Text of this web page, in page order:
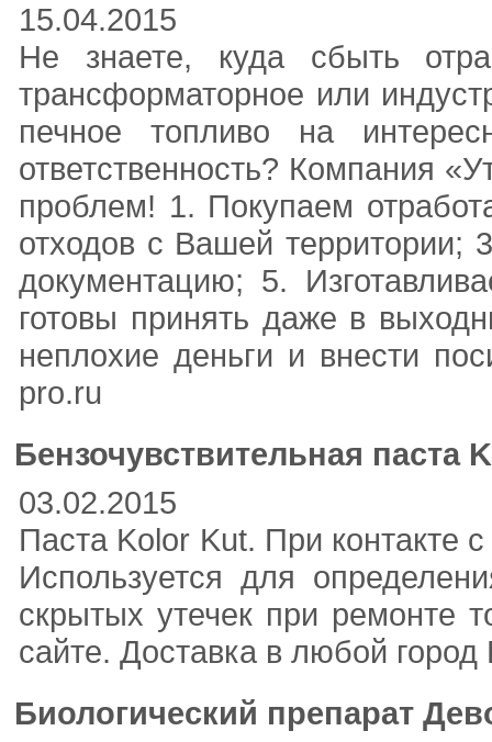
15.04.2015
Не знаете, куда сбыть
трансформаторное или
печное топливо на
ответственность? Компания
проблем! 1. Покупаем
отходов с Вашей
документацию; 5.
готовы принять даже в
неплохие деньги и внести
pro.ru
Бензочувствительная паста
03.02.2015
Паста Kolor Kut. При контакте
Используется для
скрытых утечек при ремонте
сайте. Доставка в любой город
Биологический препарат